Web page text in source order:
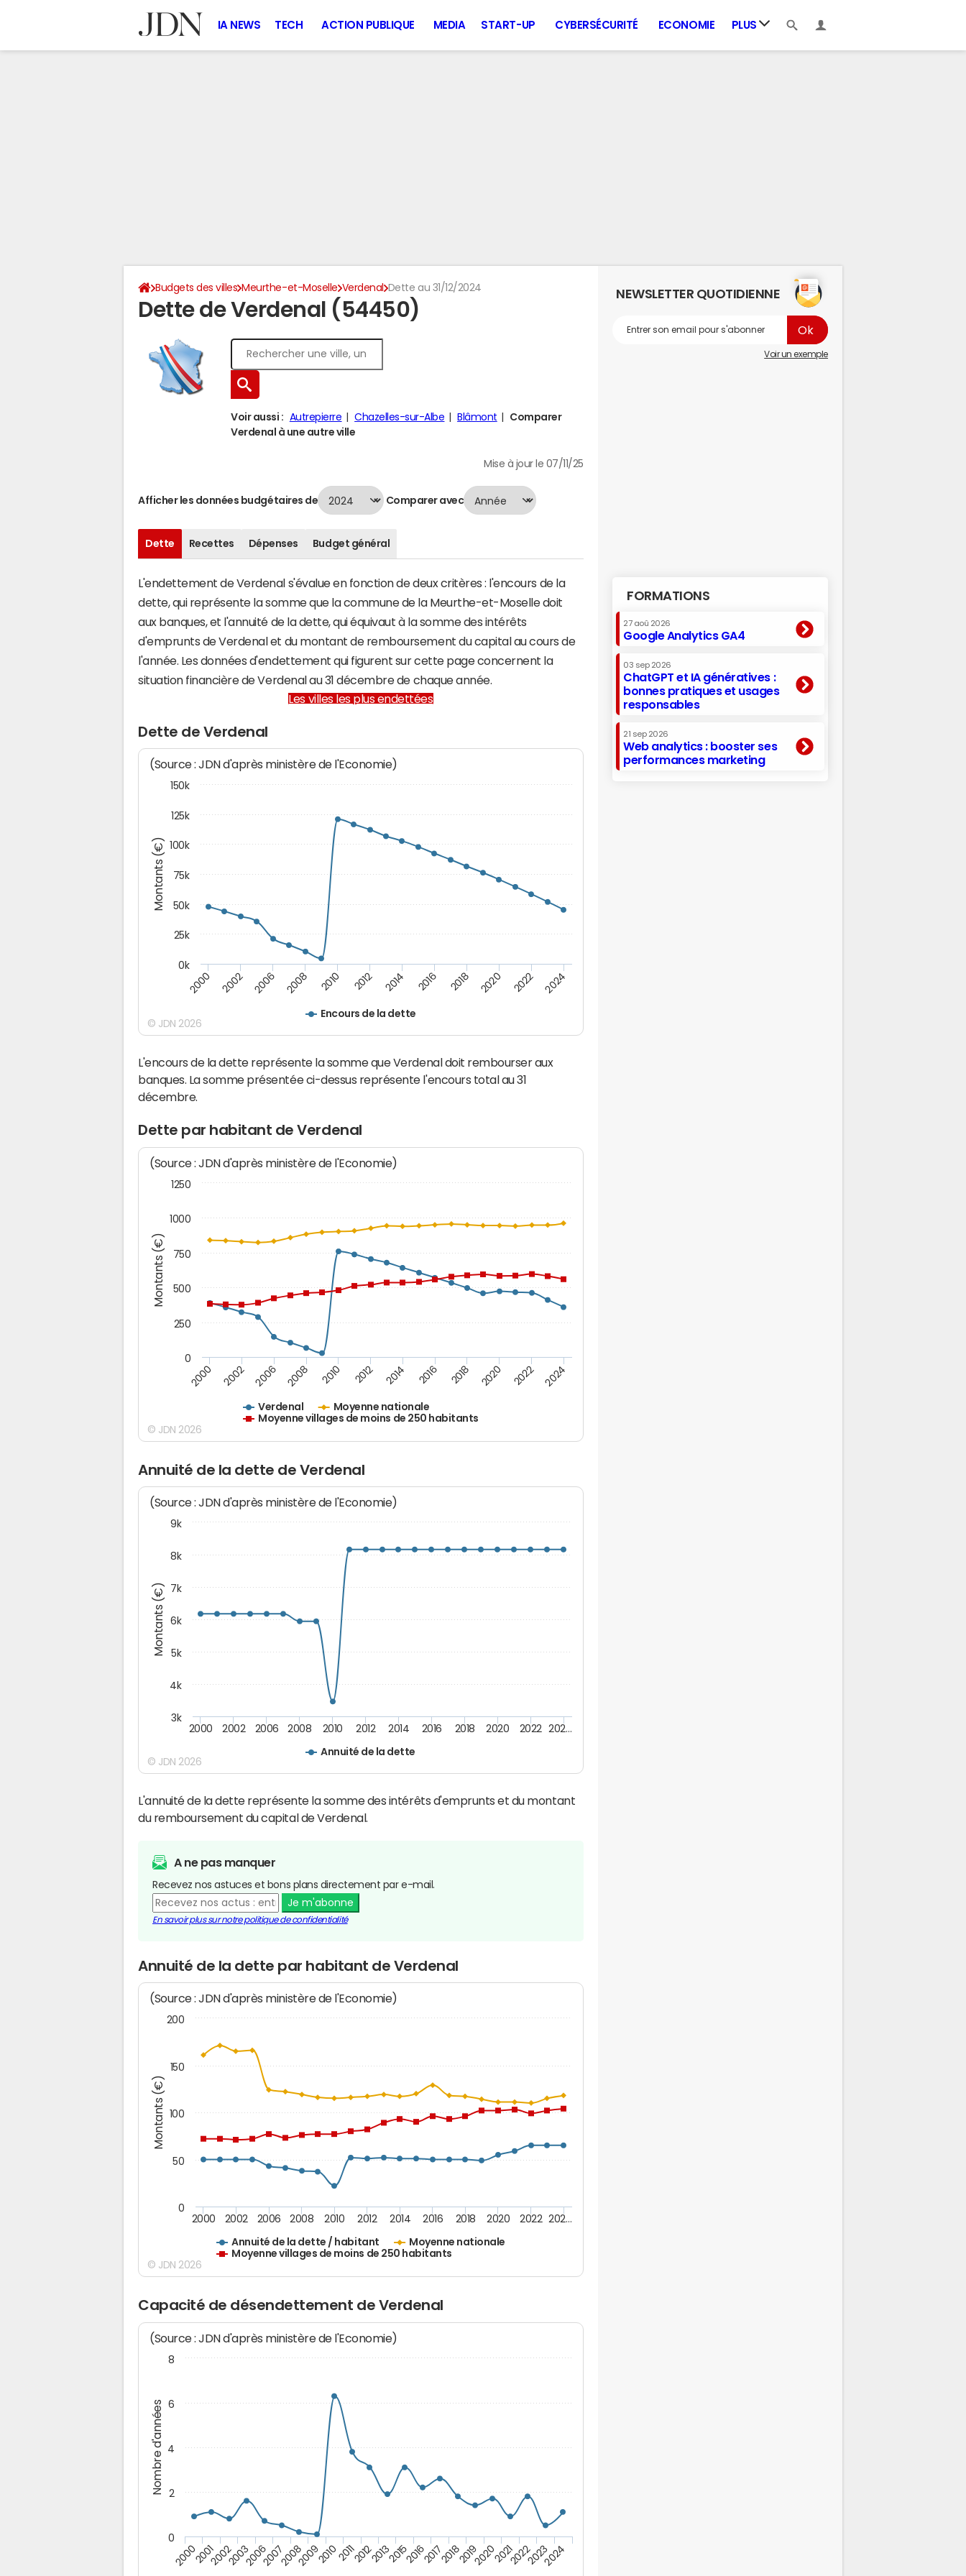
IA NEWS TECH ACTION PUBLIQUE MEDIA START-UP CYBERSÉCURITÉ ECONOMIE PLUS
Budgets des villes Meurthe-et-Moselle Verdenal Dette au 31/12/2024
Dette de Verdenal (54450)
Voir aussi : Autrepierre Chazelles-sur-Albe Blâmont
Comparer
Verdenal à une autre ville
Mise à jour le 07/11/25
Afficher les données budgétaires de Comparer avec
Dette Recettes Dépenses Budget général
L'endettement de Verdenal s'évalue en fonction de deux critères : l'encours de la
dette, qui représente la somme que la commune de la Meurthe-et-Moselle doit
aux banques, et l'annuité de la dette, qui équivaut à la somme des intérêts
d'emprunts de Verdenal et du montant de remboursement du capital au cours de
l'année. Les données d'endettement qui figurent sur cette page concernent la
situation financière de Verdenal au 31 décembre de chaque année.
Les villes les plus endettées
Dette de Verdenal
Montants (€)
(Source : JDN d'après ministère de l'Economie)
Encours de la dette
2000 2002 2006 2008 2010 2012 2014 2016 2018 2020 2022 2024
0k
25k
50k
75k
100k
125k
150k
© JDN 2026
L'encours de la dette représente la somme que Verdenal doit rembourser aux
banques. La somme présentée ci-dessus représente l'encours total au 31
décembre.
Dette par habitant de Verdenal
Montants (€)
(Source : JDN d'après ministère de l'Economie)
Verdenal
Moyenne nationale
Moyenne villages de moins de 250 habitants
2000 2002 2006 2008 2010 2012 2014 2016 2018 2020 2022 2024
0
250
500
750
1000
1250
© JDN 2026
Annuité de la dette de Verdenal
Montants (€)
(Source : JDN d'après ministère de l'Economie)
Annuité de la dette
2000 2002 2006 2008 2010 2012 2014 2016 2018 2020 2022 202…
3k
4k
5k
6k
7k
8k
9k
© JDN 2026
L'annuité de la dette représente la somme des intérêts d'emprunts et du montant
du remboursement du capital de Verdenal.
A ne pas manquer
Recevez nos astuces et bons plans directement par e-mail.
Je m'abonne
En savoir plus sur notre politique de confidentialité
Annuité de la dette par habitant de Verdenal
Montants (€)
(Source : JDN d'après ministère de l'Economie)
Annuité de la dette / habitant
Moyenne nationale
Moyenne villages de moins de 250 habitants
2000 2002 2006 2008 2010 2012 2014 2016 2018 2020 2022 202…
0
50
100
150
200
© JDN 2026
Capacité de désendettement de Verdenal
Nombre d'années
(Source : JDN d'après ministère de l'Economie)
2000200120022003200620072008200920102011201220132015201620172018201920202021202220232024
0
2
4
6
8
NEWSLETTER QUOTIDIENNE
Voir un exemple
FORMATIONS
27 aoû 2026
Google Analytics GA4
03 sep 2026
ChatGPT et IA génératives :
bonnes pratiques et usages
responsables
21 sep 2026
Web analytics : booster ses
performances marketing